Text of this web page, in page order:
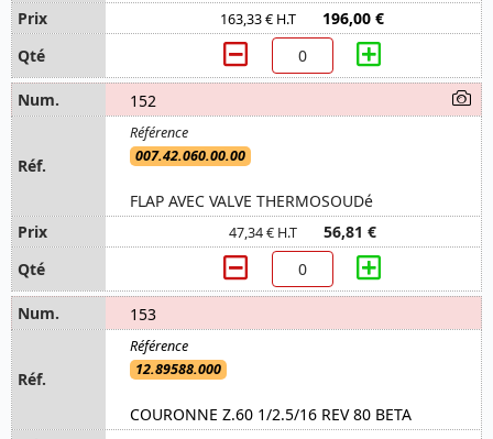
163,33 € H.T 196,00 €
152
007.42.060.00.00
FLAP AVEC VALVE THERMOSOUDé
47,34 € H.T 56,81 €
153
12.89588.000
COURONNE Z.60 1/2.5/16 REV 80 BETA